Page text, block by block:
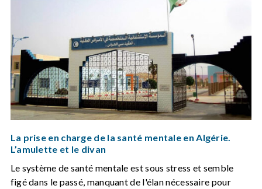
La prise en charge de la santé mentale en Algérie.
L’amulette et le divan
Le système de santé mentale est sous stress et semble
figé dans le passé, manquant de l'élan nécessaire pour